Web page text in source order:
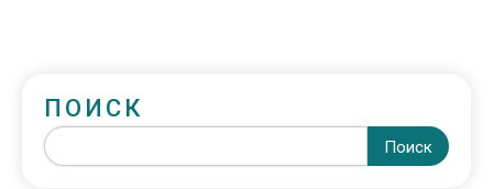
ПОИСК
Поиск